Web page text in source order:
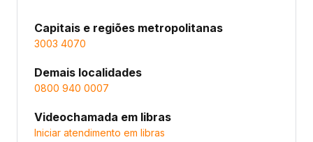
Capitais e regiões metropolitanas
3003 4070
Demais localidades
0800 940 0007
Videochamada em libras
Iniciar atendimento em libras